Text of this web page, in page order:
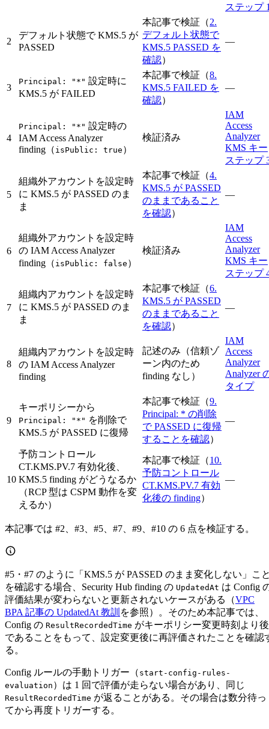
ステップ
2
デフォルト状態で KMS.5 が
PASSED
本記事で検証（2.
デフォルト状態で
KMS.5 PASSED を
確認）
—
3
Principal: "*" 設定時に
KMS.5 が FAILED
本記事で検証（8.
KMS.5 FAILED を
確認）
—
4
Principal: "*" 設定時の
IAM Access Analyzer
finding（ isPublic: true ）
検証済み
IAM
Access
Analyzer
KMS キー
ステップ
5
組織外アカウントを設定時
に KMS.5 が PASSED のま
ま
本記事で検証（4.
KMS.5 が PASSED
のままであること
を確認）
—
6
組織外アカウントを設定時
の IAM Access Analyzer
finding（ isPublic: false ）
検証済み
IAM
Access
Analyzer
KMS キー
ステップ
7
組織内アカウントを設定時
に KMS.5 が PASSED のま
ま
本記事で検証（6.
KMS.5 が PASSED
のままであること
を確認）
—
8
組織内アカウントを設定時
の IAM Access Analyzer
finding
記述のみ（信頼ゾ
ーン内のため
finding なし）
IAM
Access
Analyzer
Analyzer
タイプ
9
キーポリシーから
Principal: "*" を削除で
KMS.5 が PASSED に復帰
本記事で検証（9.
Principal: * の削除
で PASSED に復帰
することを確認）
—
10
予防コントロール
CT.KMS.PV.7 有効化後、
KMS.5 finding がどうなるか
（RCP 型は CSPM 動作を変
えるか）
本記事で検証（10.
予防コントロール
CT.KMS.PV.7 有効
化後の finding）
—
本記事では #2、#3、#5、#7、#9、#10 の 6 点を検証する。
#5・#7 のように「KMS.5 が PASSED のまま変化しない」こ
を確認する場合、Security Hub finding の UpdatedAt は Config
評価結果が変わらないと更新されないケースがある（VPC
BPA 記事の UpdatedAt 教訓 を参照）。そのため本記事では、
Config の ResultRecordedTime がキーポリシー変更時刻より後
であることをもって、設定変更後に再評価されたことを確認
る。
Config ルールの手動トリガー（ start-config-rules-
evaluation ）は 1 回で評価が走らない場合があり、同じ
ResultRecordedTime が返ることがある。その場合は数分待っ
てから再度トリガーする。